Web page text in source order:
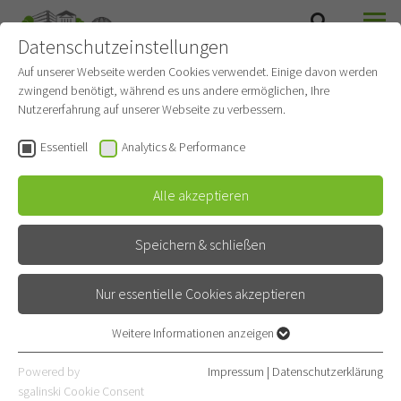
THORAXONKOLOGIE
Ambulanzen &
Datenschutzeinstellungen
Auf unserer Webseite werden Cookies verwendet. Einige davon werden
zwingend benötigt, während es uns andere ermöglichen, Ihre
Nutzererfahrung auf unserer Webseite zu verbessern.
Essentiell Analytics & Performance
Alle akzeptieren
Speichern & schließen
Nur essentielle Cookies akzeptieren
Essentielle Cookies werden für grundlegende Funktionen der
Webseite benötigt. Dadurch ist gewährleistet, dass die Webseite
Weitere Informationen anzeigen
Powered by
sgalinski Cookie Consent
Impressum | Datenschutzerklärung